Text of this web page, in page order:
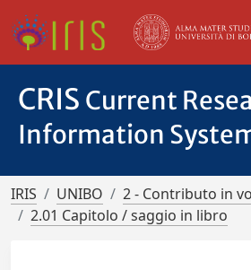
CRIS Current
Information
IRIS UNIBO
2 - Contributo in
2.01 Capitolo / saggio in libro